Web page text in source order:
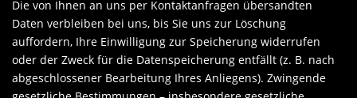
Die von Ihnen an uns per Kontaktanfragen übersandten
Daten verbleiben bei uns, bis Sie uns zur Löschung
auffordern, Ihre Einwilligung zur Speicherung widerrufen
oder der Zweck für die Datenspeicherung entfällt (z. B. nach
abgeschlossener Bearbeitung Ihres Anliegens). Zwingende